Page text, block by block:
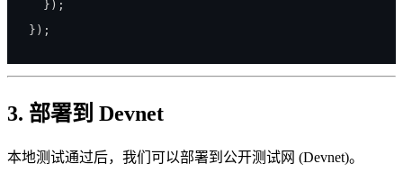
} ) ;
} ) ;
3. 部署到 Devnet
本地测试通过后，我们可以部署到公开测试网 (Devnet)。